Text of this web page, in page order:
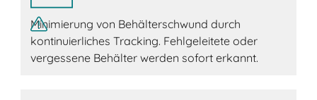
Minimierung von Behälterschwund durch
kontinuierliches Tracking. Fehlgeleitete oder
vergessene Behälter werden sofort erkannt.